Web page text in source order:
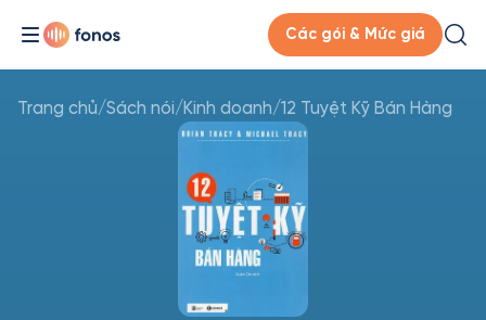
Các gói & Mức giá
Trang chủ/Sách nói/Kinh doanh/12 Tuyệt Kỹ Bán Hàng